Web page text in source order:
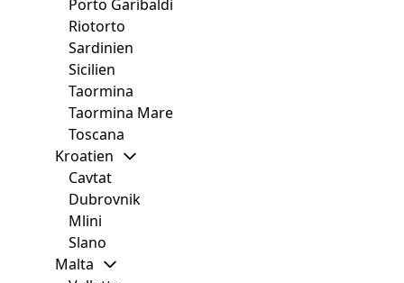
Porto Garibaldi
Riotorto
Sardinien
Sicilien
Taormina
Taormina Mare
Toscana
Kroatien
Cavtat
Dubrovnik
Mlini
Slano
Malta